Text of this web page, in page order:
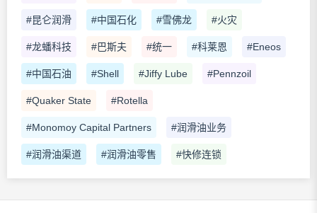
#昆仑润滑 #中国石化 #雪佛龙 #火灾
#龙蟠科技 #巴斯夫 #统一 #科莱恩 #Eneos
#中国石油 #Shell #Jiffy Lube #Pennzoil
#Quaker State #Rotella
#Monomoy Capital Partners #润滑油业务
#润滑油渠道 #润滑油零售 #快修连锁